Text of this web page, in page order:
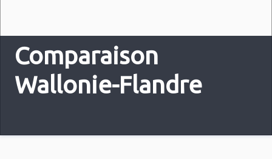
Comparaison
Wallonie-Flandre